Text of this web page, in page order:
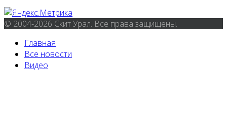
© 2004-2026 Скит Урал. Все права защищены.
Главная
Все новости
Видео